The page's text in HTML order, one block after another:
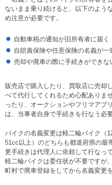
ないまま乗り続けると、以下のよう
め注意が必要です。
自動車税の通知が旧所有者に届く
自賠責保険や任意保険の名義が
売却や廃車の際に手続きができな
販売店で購入したり、買取店に売却
べて代行してくれるため心配ありま
ったり、オークションやフリマアプ
は、当事者自身で手続きを行なう必
バイクの名義変更は軽二輪バイク（
51cc以上）のどちらも都道府県の最
更手続きは代理人に依頼して行なっ
軽二輪バイクは委任状が不要ですが
町村で廃車登録をしてから名義変更